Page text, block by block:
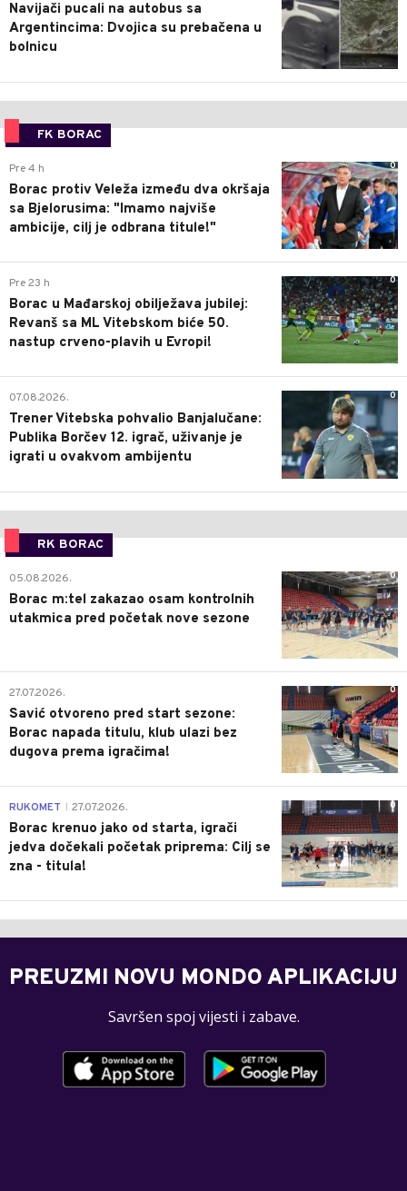
Navijači pucali na autobus sa
Argentincima: Dvojica su prebačena u
bolnicu
FK BORAC
0
Pre 4 h
Borac protiv Veleža između dva okršaja
sa Bjelorusima: "Imamo najviše
ambicije, cilj je odbrana titule!"
0
Pre 23 h
Borac u Mađarskoj obilježava jubilej:
Revanš sa ML Vitebskom biće 50.
nastup crveno-plavih u Evropi!
0
07.08.2026.
Trener Vitebska pohvalio Banjalučane:
Publika Borčev 12. igrač, uživanje je
igrati u ovakvom ambijentu
RK BORAC
0
05.08.2026.
Borac m:tel zakazao osam kontrolnih
utakmica pred početak nove sezone
0
27.07.2026.
Savić otvoreno pred start sezone:
Borac napada titulu, klub ulazi bez
dugova prema igračima!
0
RUKOMET 27.07.2026.
Borac krenuo jako od starta, igrači
jedva dočekali početak priprema: Cilj se
zna - titula!
PREUZMI NOVU MONDO APLIKACIJU
Savršen spoj vijesti i zabave.